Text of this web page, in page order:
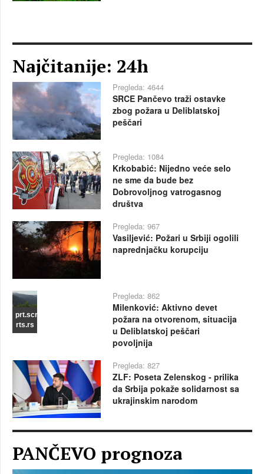
Najčitanije: 24h
Pregleda: 4644
SRCE Pančevo traži ostavke
zbog požara u Deliblatskoj
peščari
Pregleda: 1084
Krkobabić: Nijedno veće selo
ne sme da bude bez
Dobrovoljnog vatrogasnog
društva
Pregleda: 967
Vasiljević: Požari u Srbiji ogolili
naprednjačku korupciju
prt.scr
rts.rs
Pregleda: 862
Milenković: Aktivno devet
požara na otvorenom, situacija
u Deliblatskoj peščari
povoljnija
Pregleda: 827
ZLF: Poseta Zelenskog - prilika
da Srbija pokaže solidarnost sa
ukrajinskim narodom
PANČEVO prognoza